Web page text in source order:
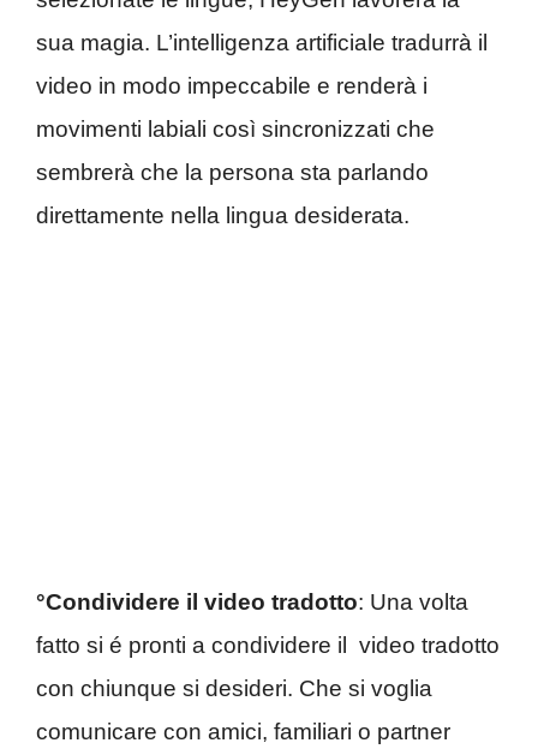
sua magia. L’intelligenza artificiale tradurrà il
video in modo impeccabile e renderà i
movimenti labiali così sincronizzati che
sembrerà che la persona sta parlando
direttamente nella lingua desiderata.
°Condividere il video tradotto: Una volta
fatto si é pronti a condividere il video tradotto
con chiunque si desideri. Che si voglia
comunicare con amici, familiari o partner